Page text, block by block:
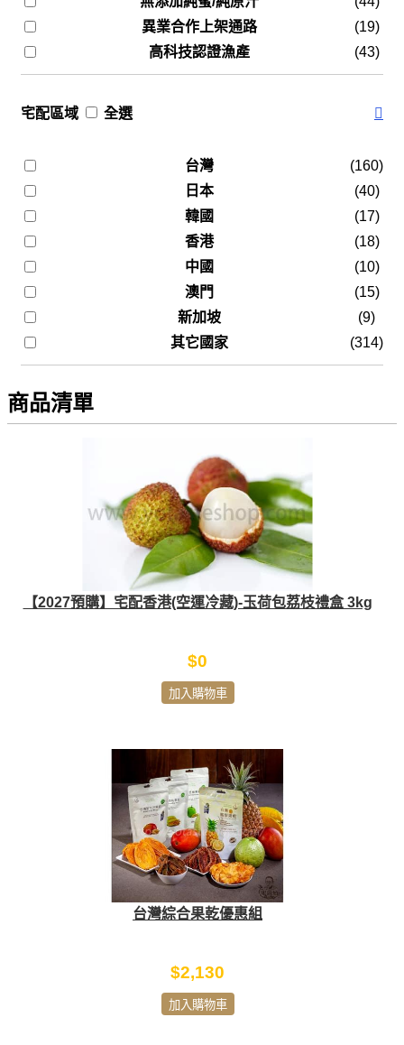
異業合作上架通路
(19)
高科技認證漁產
(43)
宅配區域 全選
台灣
(160)
日本
(40)
韓國
(17)
香港
(18)
中國
(10)
澳門
(15)
新加坡
(9)
其它國家
(314)
商品清單
【2027預購】宅配香港(空運冷藏)-玉荷包荔枝禮盒 3kg
$0
加入購物車
台灣綜合果乾優惠組
$2,130
加入購物車